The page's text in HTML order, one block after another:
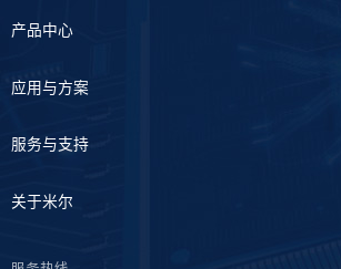
产品中心
应用与方案
服务与支持
关于米尔